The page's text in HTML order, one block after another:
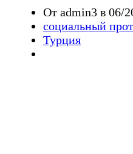
От admin3 в 06/
социальный
Турция